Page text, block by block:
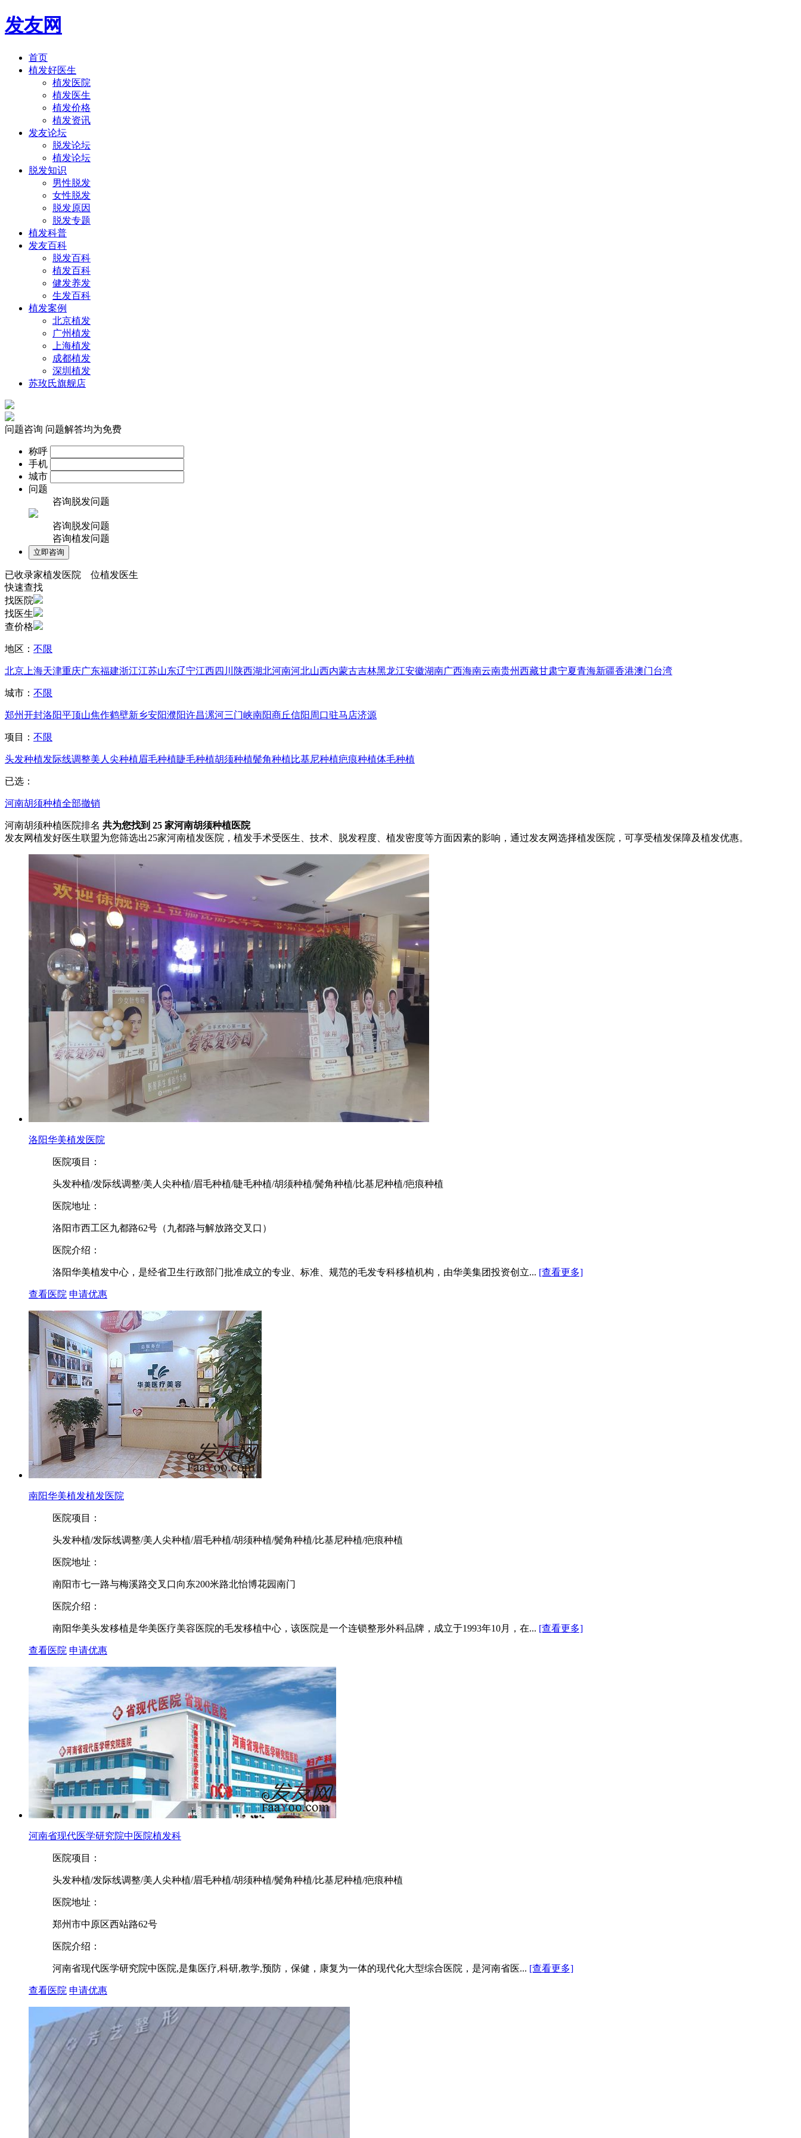
发友网
首页
植发好医生
植发医院
植发医生
植发价格
植发资讯
发友论坛
脱发论坛
植发论坛
脱发知识
男性脱发
女性脱发
脱发原因
脱发专题
植发科普
发友百科
脱发百科
植发百科
健发养发
生发百科
植发案例
北京植发
广州植发
上海植发
成都植发
深圳植发
苏玫氏旗舰店
问题咨询 问题解答均为免费
称呼
手机
城市
问题
咨询脱发问题
咨询脱发问题
咨询植发问题
已收录家植发医院 位植发医生
快速查找
找医院
找医生
查价格
地区： 不限
北京 上海天津重庆广东福建浙江江苏山东辽宁江西四川 陕西湖北河南河北山西内蒙古吉林黑龙江安徽湖南广西海南云南贵州西藏甘肃宁夏青海新疆香港澳门台湾
城市： 不限
郑州开封洛阳平顶山焦作鹤壁新乡安阳濮阳许昌漯河三门峡南阳商丘信阳 周口驻马店济源
项目： 不限
头发种植发际线调整美人尖种植眉毛种植睫毛种植胡须种植鬓角种植比基尼种植疤痕种植体毛种植
已选：
河南胡须种植全部撤销
河南胡须种植医院排名 共为您找到 25 家河南胡须种植医院
发友网植发好医生联盟为您筛选出25家河南植发医院，植发手术受医生、技术、脱发程度、植发密度等方面因素的影响，通过发友网选择植发医院，可享受植发保障及植发优惠。
洛阳华美植发医院
医院项目：
头发种植/发际线调整/美人尖种植/眉毛种植/睫毛种植/胡须种植/鬓角种植/比基尼种植/疤痕种植
医院地址：
洛阳市西工区九都路62号（九都路与解放路交叉口）
医院介绍：
洛阳华美植发中心，是经省卫生行政部门批准成立的专业、标准、规范的毛发专科移植机构，由华美集团投资创立... [查看更多]
查看医院 申请优惠
南阳华美植发植发医院
医院项目：
头发种植/发际线调整/美人尖种植/眉毛种植/胡须种植/鬓角种植/比基尼种植/疤痕种植
医院地址：
南阳市七一路与梅溪路交叉口向东200米路北怡博花园南门
医院介绍：
南阳华美头发移植是华美医疗美容医院的毛发移植中心，该医院是一个连锁整形外科品牌，成立于1993年10月，在... [查看更多]
查看医院 申请优惠
河南省现代医学研究院中医院植发科
医院项目：
头发种植/发际线调整/美人尖种植/眉毛种植/胡须种植/鬓角种植/比基尼种植/疤痕种植
医院地址：
郑州市中原区西站路62号
医院介绍：
河南省现代医学研究院中医院,是集医疗,科研,教学,预防，保健，康复为一体的现代化大型综合医院，是河南省医... [查看更多]
查看医院 申请优惠